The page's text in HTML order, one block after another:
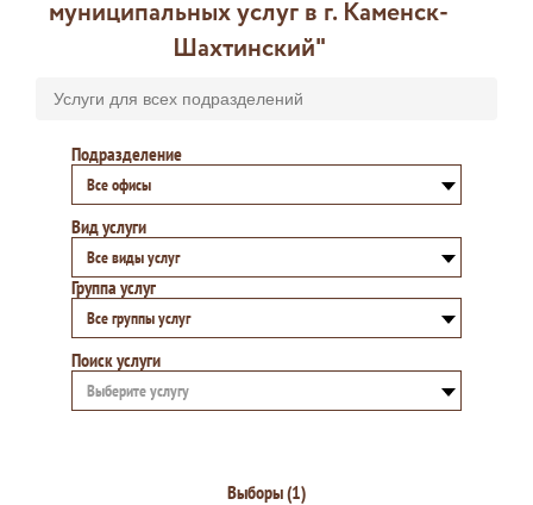
муниципальных услуг в г. Каменск-
Шахтинский"
Услуги для всех подразделений
Подразделение
Все офисы
Вид услуги
Все виды услуг
Группа услуг
Все группы услуг
Поиск услуги
Выберите услугу
Выборы (1)